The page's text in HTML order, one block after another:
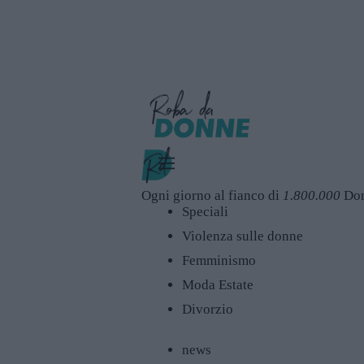
Ogni giorno al fianco di 1.800.000
Speciali
Violenza sulle donne
Femminismo
Moda Estate
Divorzio
news